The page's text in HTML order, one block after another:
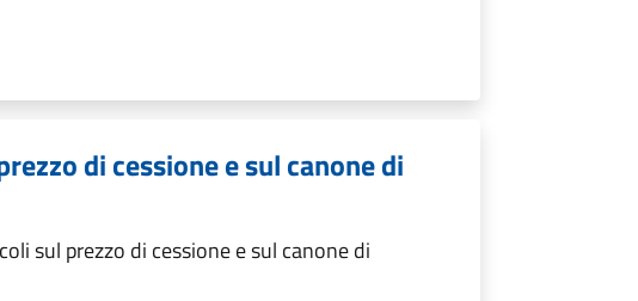
di cessione e sul canone di
sul prezzo di cessione e sul canone di